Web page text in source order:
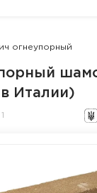
огнеупорный
Италии)
1